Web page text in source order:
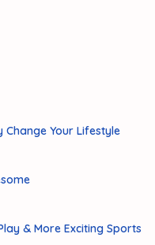
Your Lifestyle
& More Exciting Sports